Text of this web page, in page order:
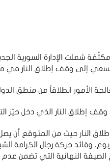
شملت الإدارة السورية
السعي إلى وقف إطلاق النار
الأمور انطلاقاً من منطق
وقف إطلاق النار الذي دخل حيّز
النار حيث من المتوقع أن
وقائد حركة رجال الكرامة
النهائية التي تضمن عدم